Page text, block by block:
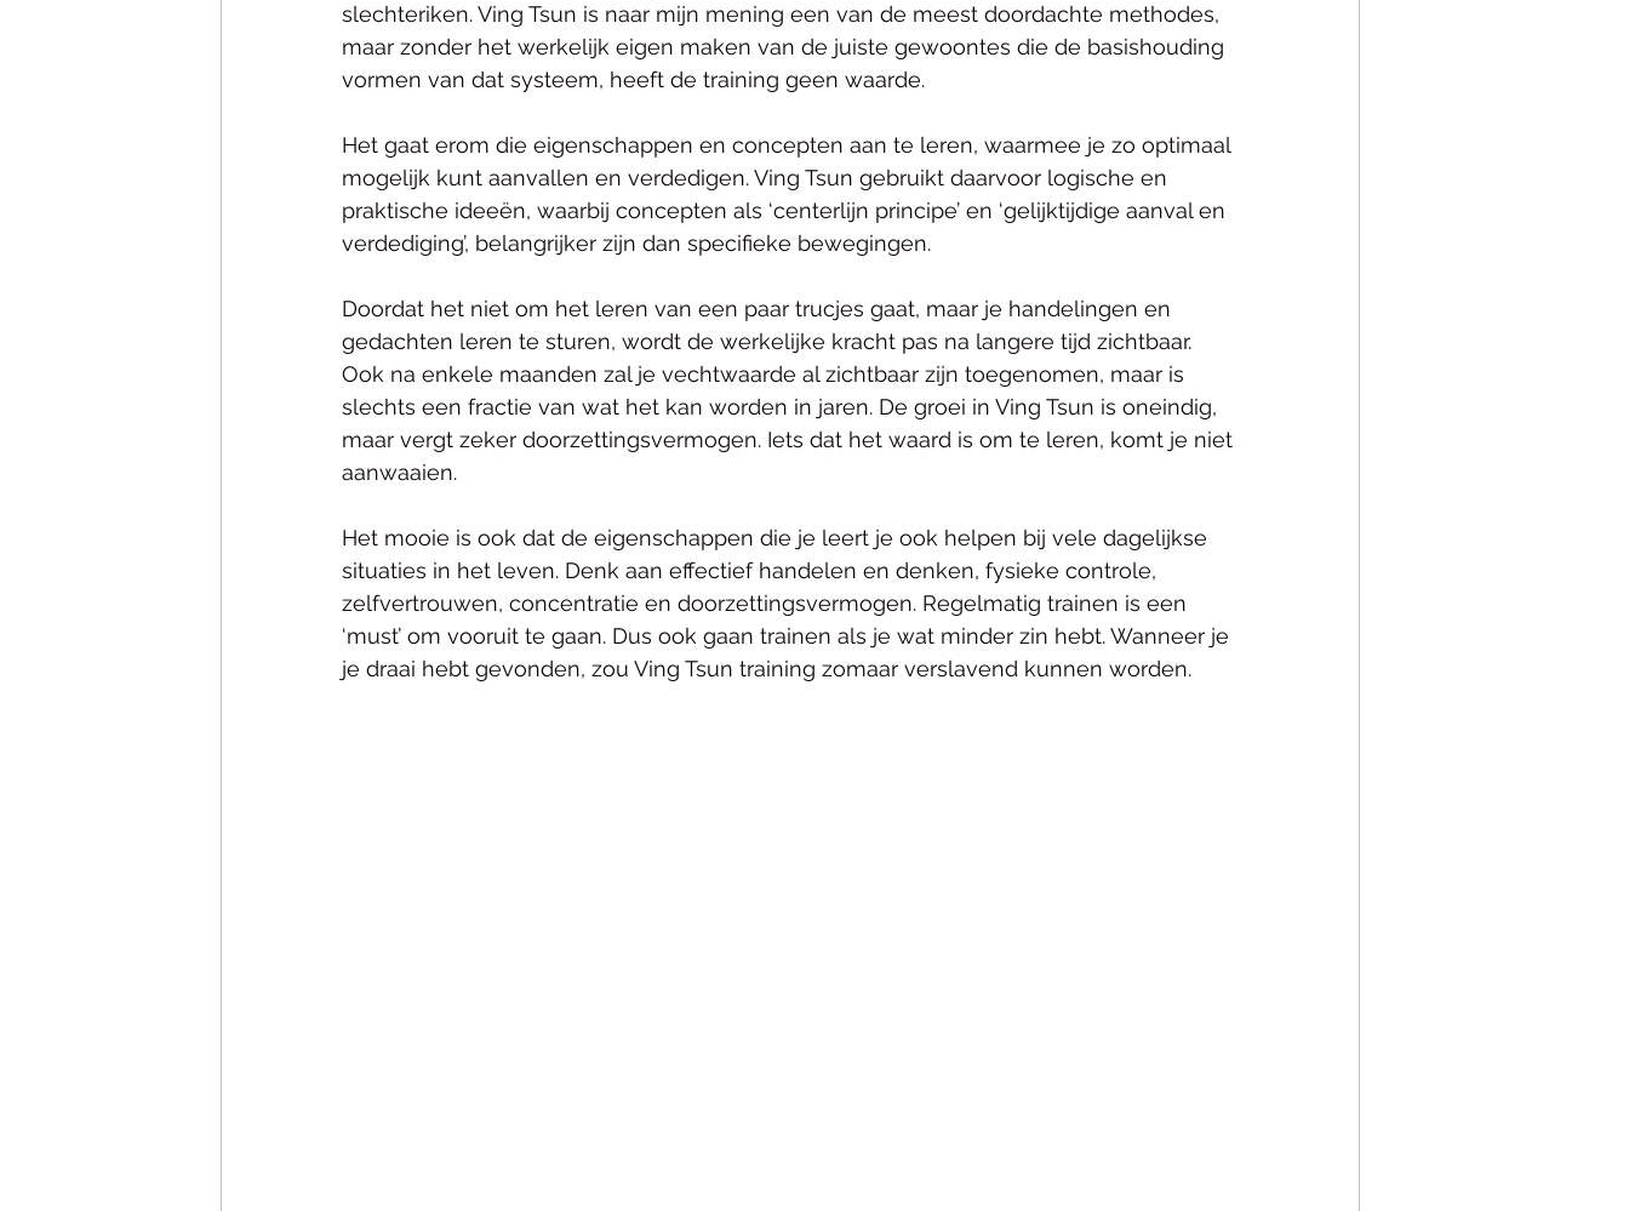
slechteriken. Ving Tsun is naar mijn mening een van de meest doordachte methodes,
maar zonder het werkelijk eigen maken van de juiste gewoontes die de basishouding
vormen van dat systeem, heeft de training geen waarde.
Het gaat erom die eigenschappen en concepten aan te leren, waarmee je zo optimaal
mogelijk kunt aanvallen en verdedigen. Ving Tsun gebruikt daarvoor logische en
praktische ideeën, waarbij concepten als ‘centerlijn principe’ en ‘gelijktijdige aanval en
verdediging’, belangrijker zijn dan specifieke bewegingen.
Doordat het niet om het leren van een paar trucjes gaat, maar je handelingen en
gedachten leren te sturen, wordt de werkelijke kracht pas na langere tijd zichtbaar.
Ook na enkele maanden zal je vechtwaarde al zichtbaar zijn toegenomen, maar is
slechts een fractie van wat het kan worden in jaren. De groei in Ving Tsun is oneindig,
maar vergt zeker doorzettingsvermogen. Iets dat het waard is om te leren, komt je niet
aanwaaien.
Het mooie is ook dat de eigenschappen die je leert je ook helpen bij vele dagelijkse
situaties in het leven. Denk aan effectief handelen en denken, fysieke controle,
zelfvertrouwen, concentratie en doorzettingsvermogen. Regelmatig trainen is een
‘must’ om vooruit te gaan. Dus ook gaan trainen als je wat minder zin hebt. Wanneer je
je draai hebt gevonden, zou Ving Tsun training zomaar verslavend kunnen worden.